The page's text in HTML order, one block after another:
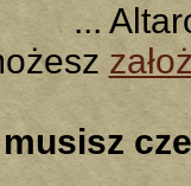
...